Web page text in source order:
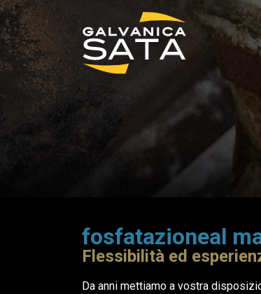
fosfatazioneal
Flessibilità ed
Da anni mettiamo a vostra